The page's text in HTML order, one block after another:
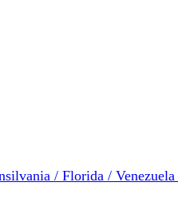
/ Florida /